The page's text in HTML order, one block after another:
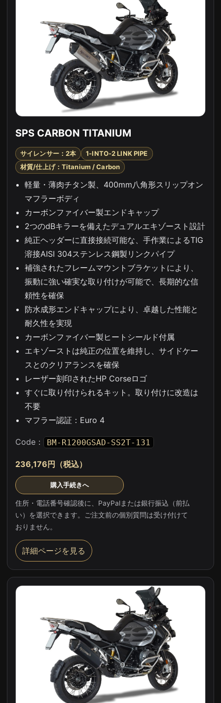
SPS CARBON TITANIUM
サイレンサー：2本
1-INTO-2 LINK PIPE
材質/仕上げ：Titanium / Carbon
軽量・薄肉チタン製、400mm八角形スリップオン
マフラーボディ
カーボンファイバー製エンドキャップ
2つのdBキラーを備えたデュアルエキゾースト設計
純正ヘッダーに直接接続可能な、手作業によるTIG
溶接AISI 304ステンレス鋼製リンクパイプ
補強されたフレームマウントブラケットにより、
振動に強い確実な取り付けが可能で、長期的な信
頼性を確保
防水成形エンドキャップにより、卓越した性能と
耐久性を実現
カーボンファイバー製ヒートシールド付属
エキゾーストは純正の位置を維持し、サイドケー
スとのクリアランスを確保
レーザー刻印されたHP Corseロゴ
すぐに取り付けられるキット。取り付けに改造は
不要
マフラー認証：Euro 4
Code： BM-R1200GSAD-SS2T-131
236,176円（税込）
購入手続きへ
住所・電話番号確認後に、PayPalまたは銀行振込（前払
い）を選択できます。ご注文前の個別質問は受け付けて
おりません。
詳細ページを見る